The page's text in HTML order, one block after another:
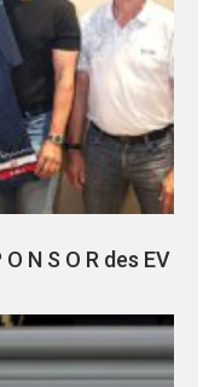
N S O R des EV